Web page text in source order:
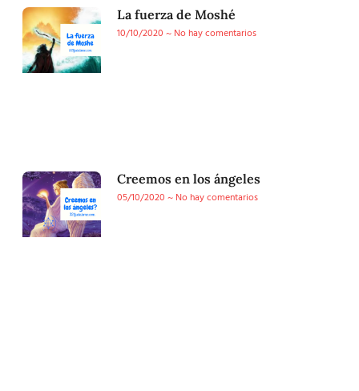
La fuerza de Moshé
10/10/2020
No hay comentarios
Creemos en los ángeles
05/10/2020
No hay comentarios